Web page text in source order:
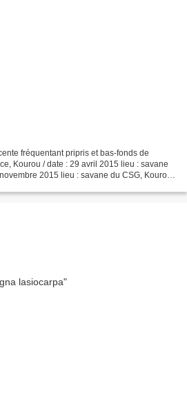
fréquentant pripris et bas-fonds de
Kourou / date : 29 avril 2015 lieu : savane
2015 lieu : savane du CSG, Kourou /